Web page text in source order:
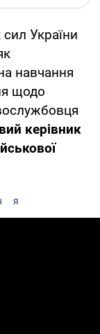
України
навчання
щодо
керівник